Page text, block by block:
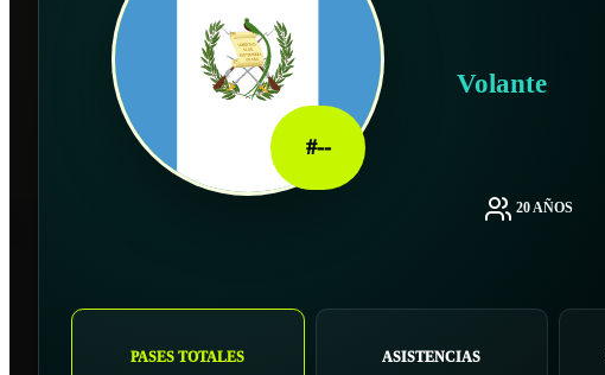
#--
Volante
20 AÑOS
PASES TOTALES ASISTENCIAS